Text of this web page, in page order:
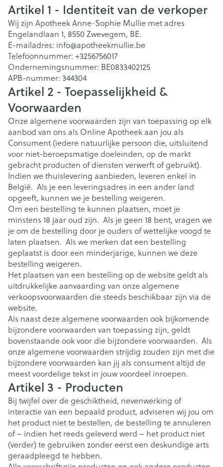
Artikel 1 - Identiteit van de verkoper
Wij zijn Apotheek Anne-Sophie Mullie met adres
Engelandlaan 1, 8550 Zwevegem, BE.
E-mailadres: info@apotheekmullie.be
Telefoonnummer: +3256756017
Ondernemingsnummer: BE0833402125
APB-nummer: 344304
Artikel 2 - Toepasselijkheid &
Voorwaarden
Onze algemene voorwaarden zijn van toepassing op elk
aanbod van ons als Online Apotheek aan jou als
Consument (iedere natuurlijke persoon die, uitsluitend
voor niet-beroepsmatige doeleinden, op de markt
gebracht producten of diensten verwerft of gebruikt).
Indien we thuislevering aanbieden, leveren enkel in
België. Als je een leveringsadres in een ander land
opgeeft, kunnen we je bestelling weigeren.
Om een bestelling te kunnen plaatsen, moet je
minstens 18 jaar oud zijn. Als je geen 18 bent, vragen we
je om de bestelling door je ouders of wettelijke voogd te
laten plaatsen. Als we merken dat een bestelling
geplaatst is door een minderjarige, kunnen we deze
bestelling weigeren.
Het plaatsen van een bestelling op de website geldt als
uitdrukkelijke aanvaarding van onze algemene
verkoopsvoorwaarden die steeds beschikbaar zijn via de
website.
Als naast deze algemene voorwaarden ook bijkomende
bijzondere voorwaarden van toepassing zijn, geldt
bovenstaande ook voor die bijzondere voorwaarden. Als
onze algemene voorwaarden strijdig zouden zijn met die
bijzondere voorwaarden kan jij als consument altijd de
meest voordelige tekst in jouw voordeel inroepen.
Artikel 3 - Producten
Bij twijfel over de geschiktheid, nevenwerking of
interactie van een bepaald product, adviseren wij jou om
het product niet te bestellen, de bestelling te annuleren
of – indien het reeds geleverd werd – het product niet
(verder) te gebruiken zonder eerst een deskundige arts
geraadpleegd te hebben.